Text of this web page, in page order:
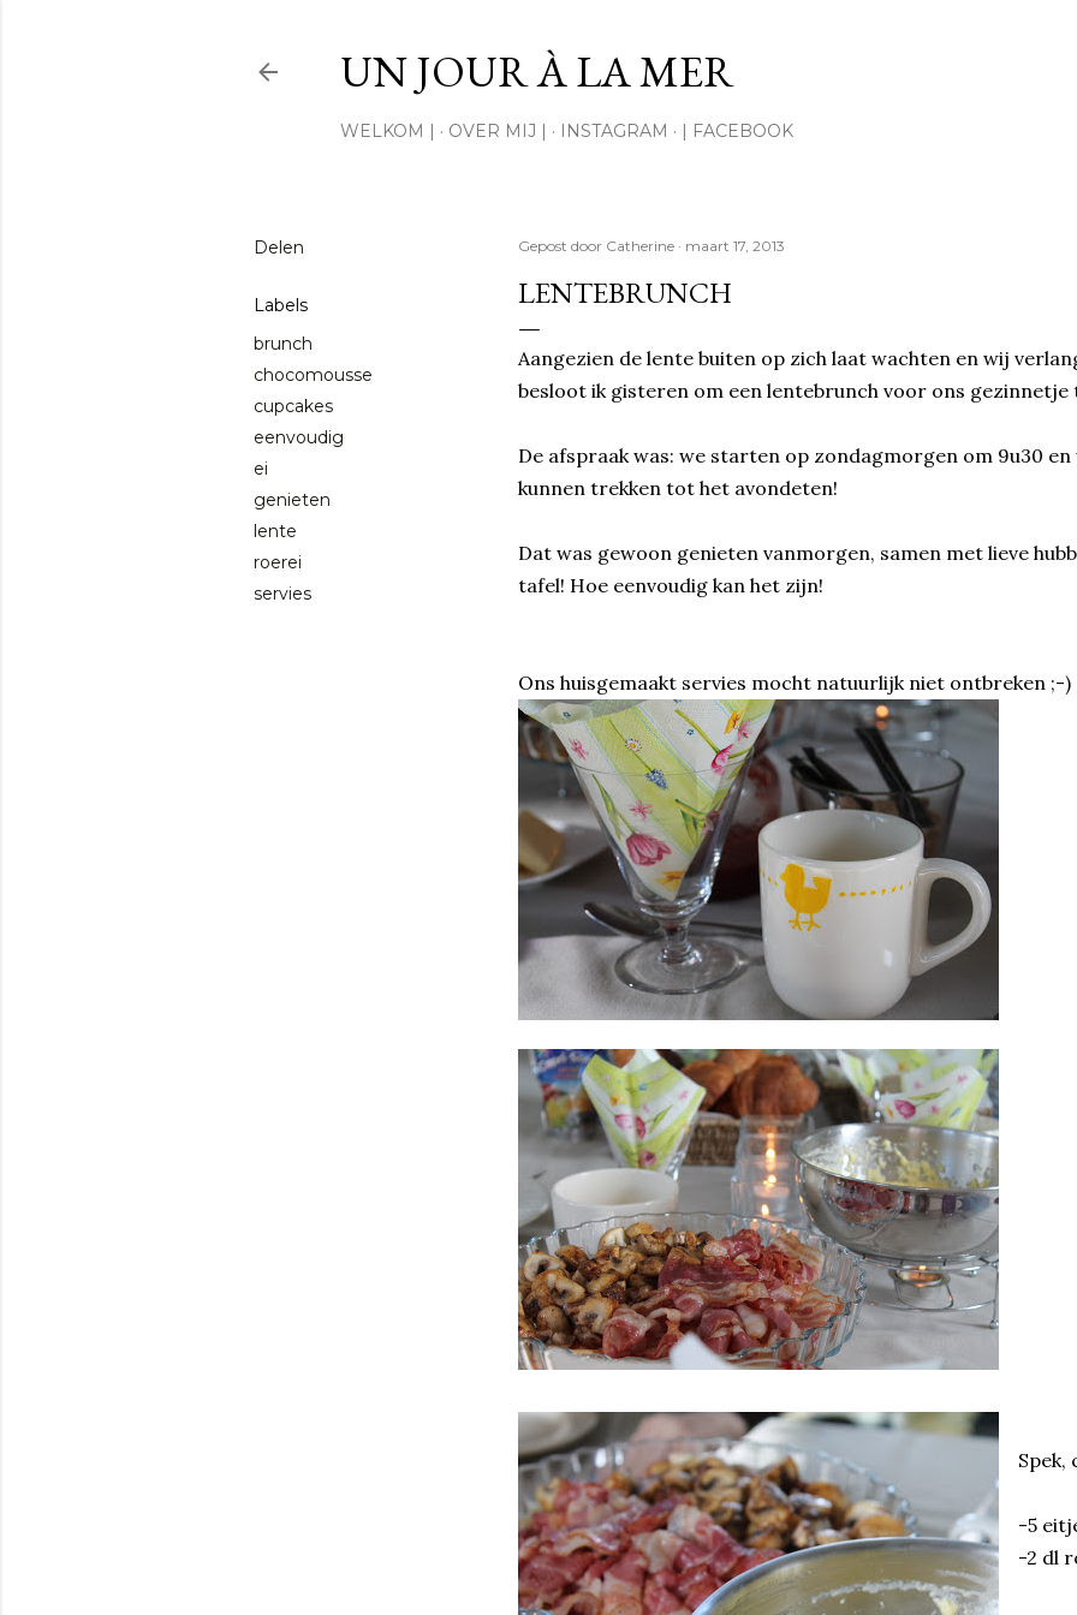
UN JOUR À LA MER
WELKOM | OVER MIJ | INSTAGRAM | FACEBOOK
Delen
Labels
brunch
chocomousse
cupcakes
eenvoudig
ei
genieten
lente
roerei
servies
Gepost door Catherine maart 17, 2013
LENTEBRUNCH
Aangezien de lente buiten op zich laat wachten en wij
besloot ik gisteren om een lentebrunch voor ons gezinnetje
De afspraak was: we starten op zondagmorgen om 9u30
kunnen trekken tot het avondeten!
Dat was gewoon genieten vanmorgen, samen met lieve
tafel! Hoe eenvoudig kan het zijn!
Ons huisgemaakt servies mocht natuurlijk niet ontbreken ;-)
-5
-2 dl